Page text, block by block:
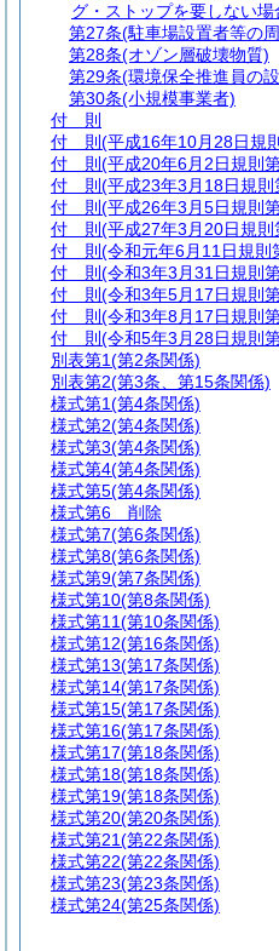
グ・ストップを要しない場
第27条(駐車場設置者等の
第28条(オゾン層破壊物質)
第29条(環境保全推進員の
第30条(小規模事業者)
付 則
付 則 (平成16年10月28日規
付 則 (平成20年6月2日規則
付 則 (平成23年3月18日規則
付 則 (平成26年3月5日規則
付 則 (平成27年3月20日規則
付 則 (令和元年6月11日規則
付 則 (令和3年3月31日規則
付 則 (令和3年5月17日規則
付 則 (令和3年8月17日規則
付 則 (令和5年3月28日規則
別表第1(第2条関係)
別表第2(第3条、第15条関係)
様式第1(第4条関係)
様式第2(第4条関係)
様式第3(第4条関係)
様式第4(第4条関係)
様式第5(第4条関係)
様式第6 削除
様式第7(第6条関係)
様式第8(第6条関係)
様式第9(第7条関係)
様式第10(第8条関係)
様式第11(第10条関係)
様式第12(第16条関係)
様式第13(第17条関係)
様式第14(第17条関係)
様式第15(第17条関係)
様式第16(第17条関係)
様式第17(第18条関係)
様式第18(第18条関係)
様式第19(第18条関係)
様式第20(第20条関係)
様式第21(第22条関係)
様式第22(第22条関係)
様式第23(第23条関係)
様式第24(第25条関係)